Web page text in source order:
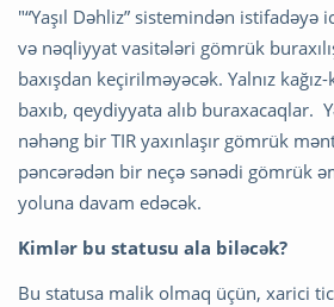
"“Yaşıl Dəhliz” sistemindən istifadəyə
və nəqliyyat vasitələri gömrük
baxışdan keçirilməyəcək. Yalnız
baxıb, qeydiyyata alıb buraxacaqlar.
nəhəng bir TIR yaxınlaşır gömrük
pəncərədən bir neçə sənədi gömrük
yoluna davam edəcək.
Kimlər bu statusu ala biləcək?
Bu statusa malik olmaq üçün, xarici